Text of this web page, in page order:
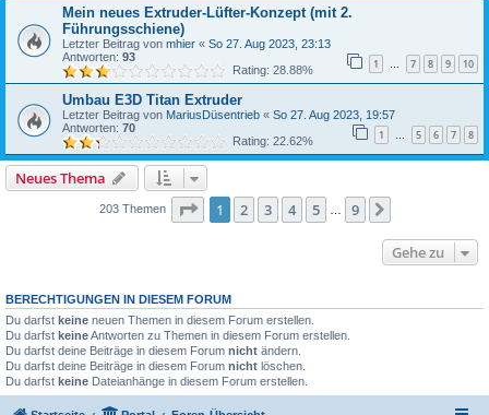
Mein neues Extruder-Lüfter-Konzept (mit 2.
Führungsschiene)
Letzter Beitrag von mhier « So 27. Aug 2023, 23:13
Antworten: 93 1 … 7 8 9 10
Rating: 28.88%
Umbau E3D Titan Extruder
Letzter Beitrag von MariusDüsentrieb « So 27. Aug 2023, 19:57
Antworten: 70 1 … 5 6 7 8
Rating: 22.62%
Neues Thema
203 Themen Seite 1von
1 2 3 4 5 9
Gehe zu
BERECHTIGUNGEN IN DIESEM FORUM
Du darfst keine neuen Themen in diesem Forum erstellen.
Du darfst keineAntworten zu Themen in diesem Forum erstellen.
Du darfst deine Beiträge in diesem Forum nicht ändern.
Du darfst deine Beiträge in diesem Forum nicht löschen.
Du darfst keine Dateianhänge in diesem Forum erstellen.